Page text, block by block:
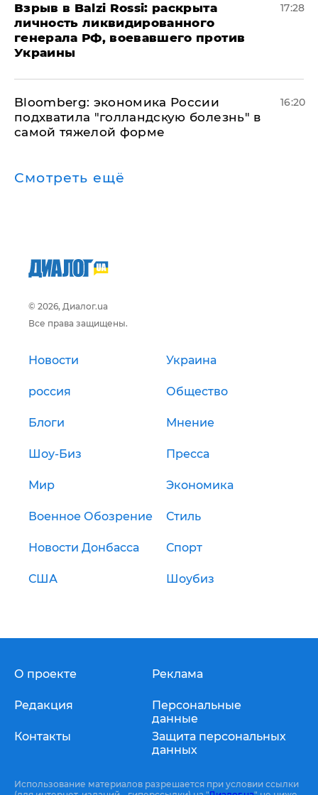
​Взрыв в Balzi Rossi: раскрыта
личность ликвидированного
генерала РФ, воевавшего против
Украины
17:28
Bloomberg: экономика России
подхватила "голландскую болезнь" в
самой тяжелой форме
16:20
Смотреть ещё
© 2026, Диалог.ua
Все права защищены.
Новости Украина
россия Общество
Блоги Мнение
Шоу-Биз Пресса
Мир Экономика
Военное Обозрение Стиль
Новости Донбасса Спорт
США Шоубиз
О проекте
Редакция
Контакты
Реклама
Персональные
данные
Защита персональных
данных
Использование материалов разрешается при условии ссылки